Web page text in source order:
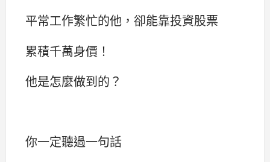
平常工作繁忙的他，卻能靠投資股票
累積千萬身價！
他是怎麼做到的？
你一定聽過一句話